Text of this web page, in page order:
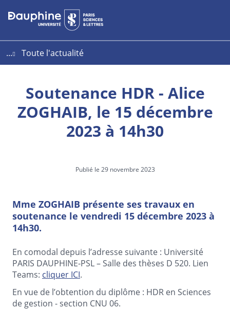
Aller
au
Aller
au
Plan
du
...
Toute l'actualité
Soutenance HDR - Alice
ZOGHAIB, le 15 décembre
2023 à 14h30
Publié le 29 novembre 2023
Mme ZOGHAIB présente ses travaux en
soutenance le vendredi 15 décembre 2023 à
14h30.
En comodal depuis l’adresse suivante : Université
PARIS DAUPHINE-PSL – Salle des thèses D 520. Lien
Teams: cliquer ICI.
En vue de l’obtention du diplôme : HDR en Sciences
de gestion - section CNU 06.